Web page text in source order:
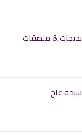
بديجات & ملصقات
سبحة عاج